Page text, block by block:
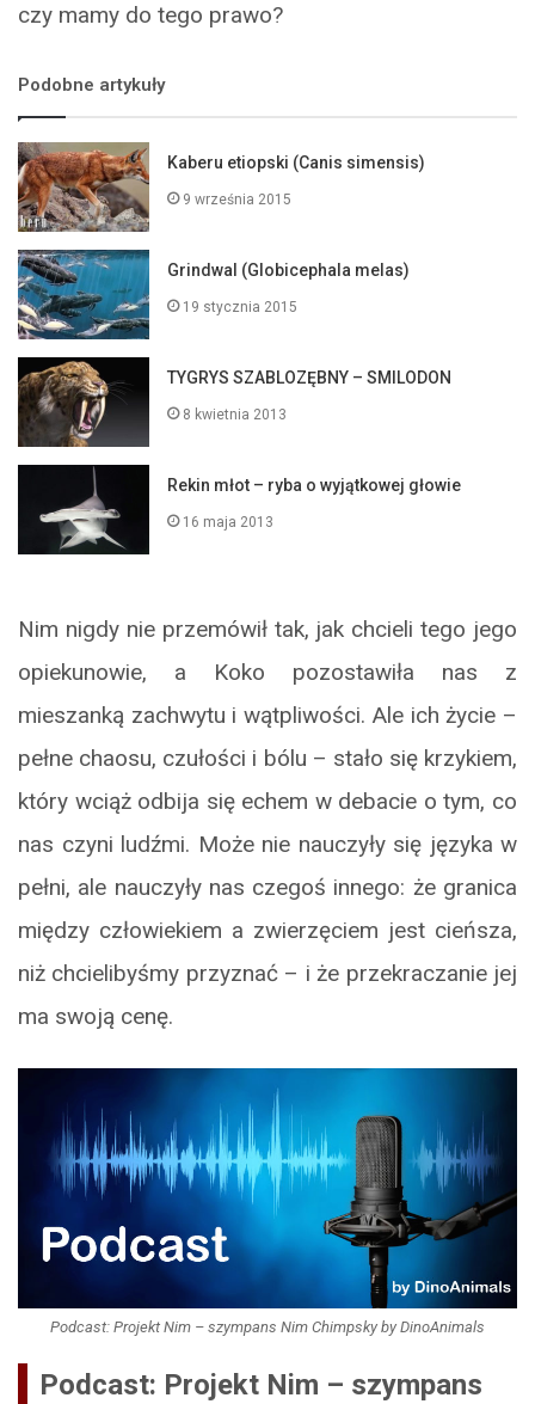
czy mamy do tego prawo?
Podobne artykuły
Kaberu etiopski (Canis simensis)
9 września 2015
Grindwal (Globicephala melas)
19 stycznia 2015
TYGRYS SZABLOZĘBNY – SMILODON
8 kwietnia 2013
Rekin młot – ryba o wyjątkowej głowie
16 maja 2013
Nim nigdy nie przemówił tak, jak chcieli tego jego
opiekunowie, a Koko pozostawiła nas z
mieszanką zachwytu i wątpliwości. Ale ich życie –
pełne chaosu, czułości i bólu – stało się krzykiem,
który wciąż odbija się echem w debacie o tym, co
nas czyni ludźmi. Może nie nauczyły się języka w
pełni, ale nauczyły nas czegoś innego: że granica
między człowiekiem a zwierzęciem jest cieńsza,
niż chcielibyśmy przyznać – i że przekraczanie jej
ma swoją cenę.
Podcast: Projekt Nim – szympans Nim Chimpsky by DinoAnimals
Podcast: Projekt Nim – szympans